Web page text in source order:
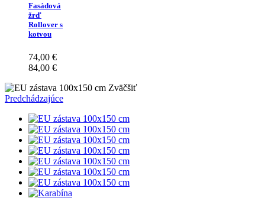
Fasádová
žrď
Rollover s
kotvou
74,00 €
84,00 €
Zväčšiť
Predchádzajúce